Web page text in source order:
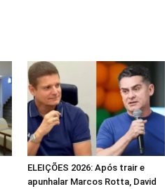
ELEIÇÕES 2026: Após trair e
apunhalar Marcos Rotta, David